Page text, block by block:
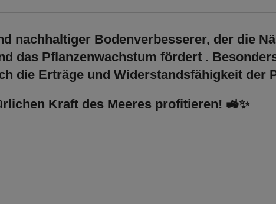
nachhaltiger Bodenverbesserer, der die
das Pflanzenwachstum fördert .
die Erträge und Widerstandsfähigkeit der
Kraft des Meeres profitieren! 🚜✨